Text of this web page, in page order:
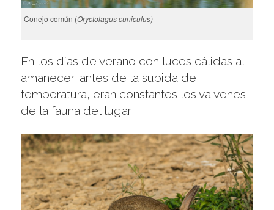
Conejo común (Oryctolagus cuniculus)
En los días de verano con luces cálidas al
amanecer, antes de la subida de
temperatura, eran constantes los vaivenes
de la fauna del lugar.